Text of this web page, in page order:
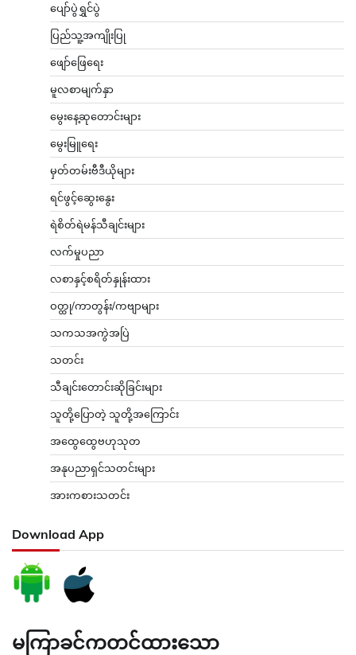
ပျော်ပွဲရွှင်ပွဲ
ပြည်သူ့အကျိုးပြု
ဖျော်ဖြေရေး
မူလစာမျက်နှာ
မွေးနေ့ဆုတောင်းများ
မွေးမြူရေး
မှတ်တမ်းဗီဒီယိုများ
ရင်ဖွင့်ဆွေးနွေး
ရဲစိတ်ရဲမန်သီချင်းများ
လက်မှုပညာ
လစာနှင့်စရိတ်နှုန်းထား
ဝတ္ထု/ကာတွန်း/ကဗျာများ
သကသအကွဲအပြဲ
သတင်း
သီချင်းတောင်းဆိုခြင်းများ
သူတို့ပြောတဲ့ သူတို့အကြောင်း
အထွေထွေဗဟုသုတ
အနုပညာရှင်သတင်းများ
အားကစားသတင်း
Download App
မကြာခင်ကတင်ထားသော